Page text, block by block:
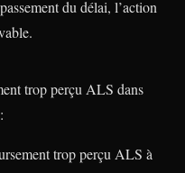
du délai, l’action
trop perçu ALS dans
trop perçu ALS à